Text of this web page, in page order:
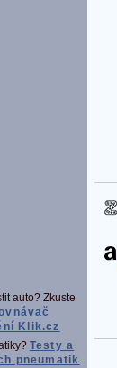
auto? Zkuste
Klik.cz
Testy a
pneumatik .